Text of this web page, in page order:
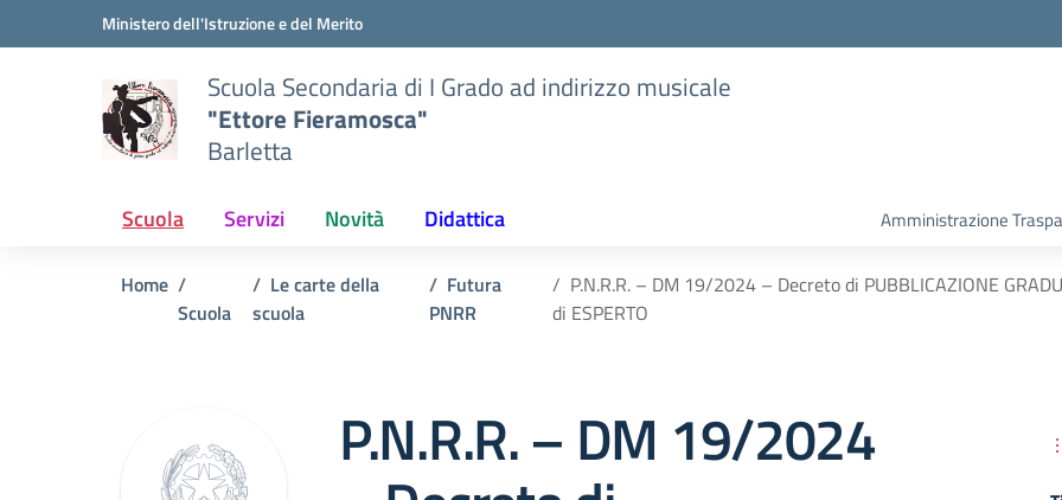
Vai ai contenuti
Vai al menu di navigazioneMinistero dell'Istruzione e del Merito
Scuola Secondaria di I Grado ad indirizzo musicale
"Ettore Fieramosca"
Barletta
Scuola Servizi Novità Didattica Amministrazione
Home
Scuola
Le carte della
scuola
Futura
PNRR
P.N.R.R. – DM 19/2024 – Decreto di PUBBLICAZIONE
di ESPERTO
P.N.R.R. – DM 19/2024